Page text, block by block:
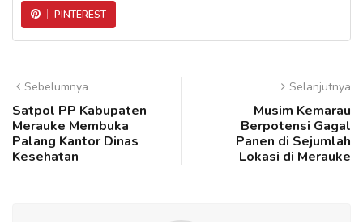
PINTEREST
Sebelumnya
Satpol PP Kabupaten
Merauke Membuka
Palang Kantor Dinas
Kesehatan
Selanjutnya
Musim Kemarau
Berpotensi Gagal
Panen di Sejumlah
Lokasi di Merauke